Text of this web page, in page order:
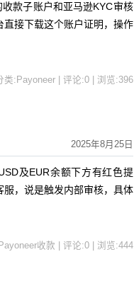
款子账户和亚马逊KYC审核
接下载这个账户证明，操作
类:Payoneer | 评论:0 | 浏览:396
2025年8月25日
及EUR余额下方有红色提
服，说是触发内部审核，具体
收款 | 评论:0 | 浏览:444